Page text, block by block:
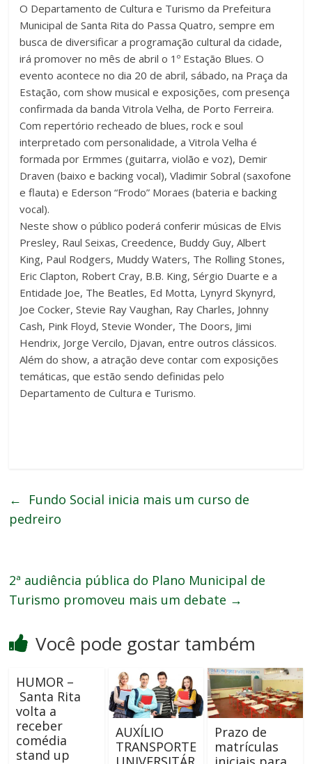
O Departamento de Cultura e Turismo da Prefeitura
Municipal de Santa Rita do Passa Quatro, sempre em
busca de diversificar a programação cultural da cidade,
irá promover no mês de abril o 1º Estação Blues. O
evento acontece no dia 20 de abril, sábado, na Praça da
Estação, com show musical e exposições, com presença
confirmada da banda Vitrola Velha, de Porto Ferreira.
Com repertório recheado de blues, rock e soul
interpretado com personalidade, a Vitrola Velha é
formada por Ermmes (guitarra, violão e voz), Demir
Draven (baixo e backing vocal), Vladimir Sobral (saxofone
e flauta) e Ederson “Frodo” Moraes (bateria e backing
vocal).
Neste show o público poderá conferir músicas de Elvis
Presley, Raul Seixas, Creedence, Buddy Guy, Albert
King, Paul Rodgers, Muddy Waters, The Rolling Stones,
Eric Clapton, Robert Cray, B.B. King, Sérgio Duarte e a
Entidade Joe, The Beatles, Ed Motta, Lynyrd Skynyrd,
Joe Cocker, Stevie Ray Vaughan, Ray Charles, Johnny
Cash, Pink Floyd, Stevie Wonder, The Doors, Jimi
Hendrix, Jorge Vercilo, Djavan, entre outros clássicos.
Além do show, a atração deve contar com exposições
temáticas, que estão sendo definidas pelo
Departamento de Cultura e Turismo.
←
Fundo Social inicia mais um curso de
pedreiro
2ª audiência pública do Plano Municipal de
Turismo promoveu mais um debate →
Você pode gostar também
HUMOR –
Santa Rita
volta a
receber
comédia
stand up
AUXÍLIO
TRANSPORTE
Prazo de
matrículas